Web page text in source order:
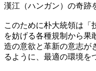
漢江（ハンガン）の奇跡
このために朴大統領は「
を妨げる各種規制から果
造の意欲と革新の意志が
るように、最適の環境を